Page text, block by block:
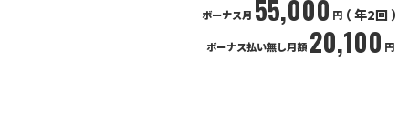
ボーナス月 55,000 円（ 年2回 ）
ボーナス払い無し月額 20,100 円